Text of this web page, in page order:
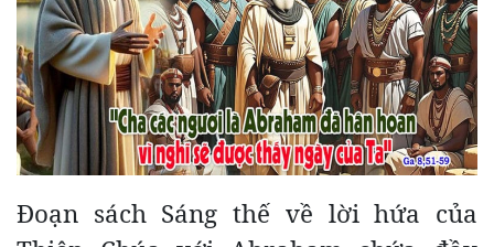
Đoạn sách Sáng thế về lời hứa của